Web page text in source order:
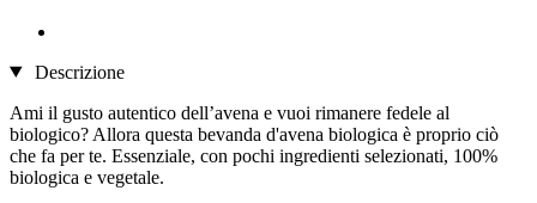
Descrizione
Ami il gusto autentico dell’avena e vuoi rimanere fedele al
biologico? Allora questa bevanda d'avena biologica è proprio ciò
che fa per te. Essenziale, con pochi ingredienti selezionati, 100%
biologica e vegetale.